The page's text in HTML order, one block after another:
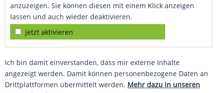
anzuzeigen. Sie können diesen mit einem Klick anzeigen
lassen und auch wieder deaktivieren.
jetzt aktivieren
Ich bin damit einverstanden, dass mir externe Inhalte
angezeigt werden. Damit können personenbezogene Daten an
Drittplattformen übermittelt werden. Mehr dazu in unseren